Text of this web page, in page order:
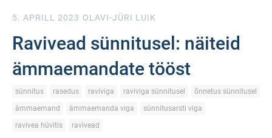
5. APRILL 2023 OLAVI-JÜRI LUIK
Ravivead sünnitusel: näiteid
ämmaemandate tööst
sünnitus rasedus raviviga raviviga sünnitusel
õnnetus sünnitusel
ämmaemand
ämmaemanda viga
sünnitusarsti viga
ravivea hüvitis
ravivead